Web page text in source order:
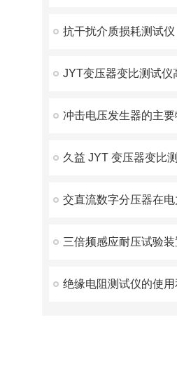
冲击电压发生器的主
绝缘电阻测试仪的使